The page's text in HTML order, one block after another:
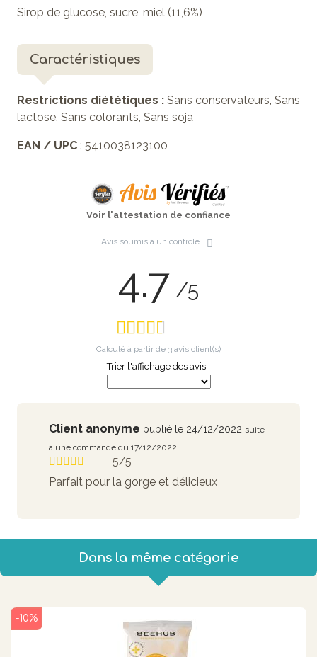
Sirop de glucose, sucre, miel (11,6%)
Caractéristiques
Restrictions diététiques : Sans conservateurs, Sans
lactose, Sans colorants, Sans soja
EAN / UPC : 5410038123100
Voir l'attestation de confiance
Avis soumis à un contrôle
4.7 /5
Calculé à partir de 3 avis client(s)
Trier l'affichage des avis :
Client anonyme publié le 24/12/2022 suite
à une commande du 17/12/2022
5/5
Parfait pour la gorge et délicieux
Dans la même catégorie
-10%